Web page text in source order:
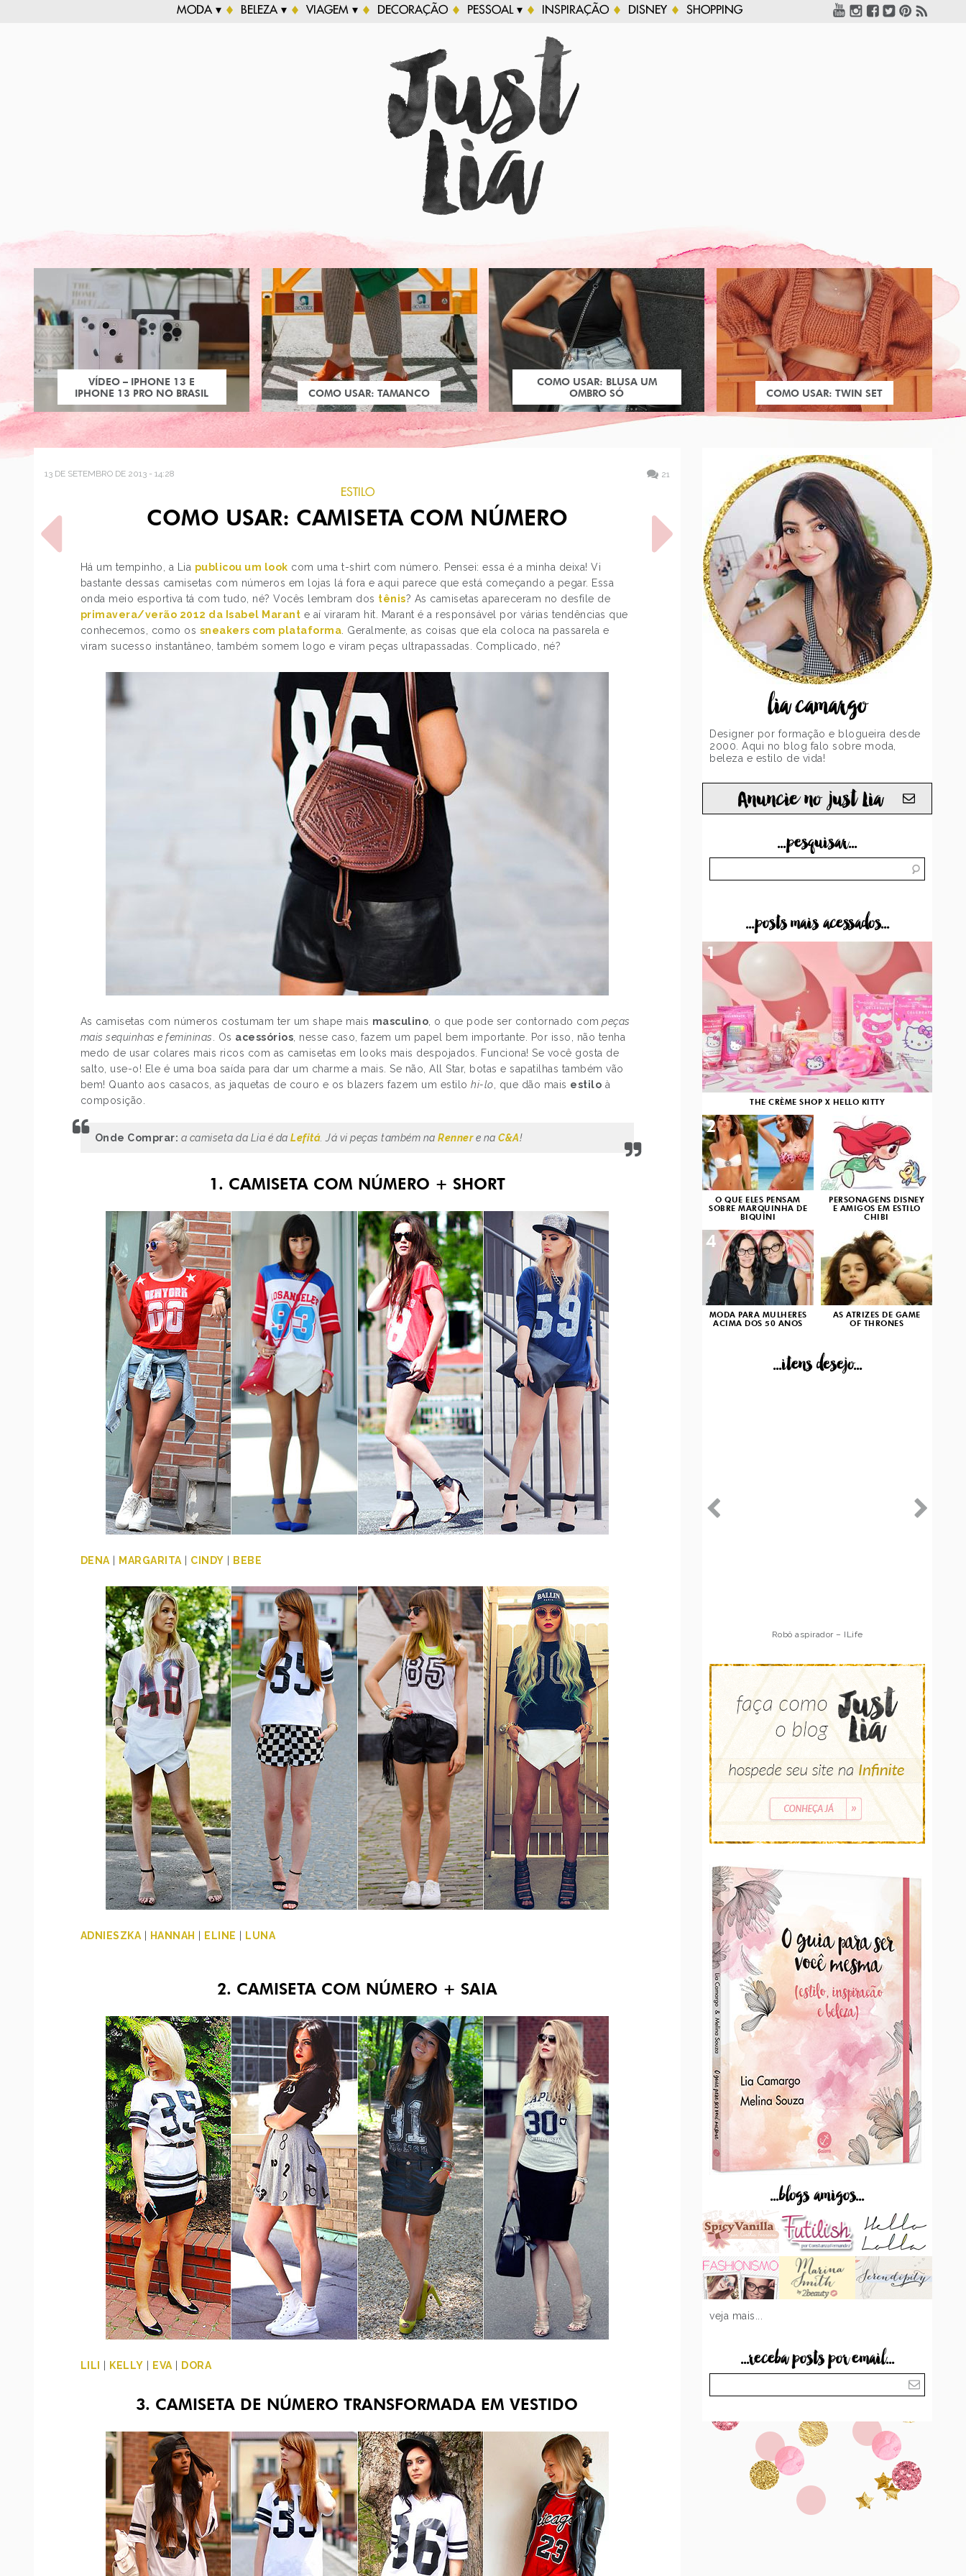
MODA ▾ BELEZA ▾ VIAGEM ▾ DECORAÇÃO PESSOAL ▾ INSPIRAÇÃO DISNEY SHOPPING
VÍDEO – IPHONE 13 E
IPHONE 13 PRO NO BRASIL
COMO USAR: TAMANCO
COMO USAR: BLUSA UM
OMBRO SÓ
COMO USAR: TWIN SET
13 DE SETEMBRO DE 2013 - 14:28 21
ESTILO
COMO USAR: CAMISETA COM NÚMERO
Há um tempinho, a Lia publicou um look com uma t-shirt com número. Pensei: essa é a minha deixa! Vi
bastante dessas camisetas com números em lojas lá fora e aqui parece que está começando a pegar. Essa
onda meio esportiva tá com tudo, né? Vocês lembram dos tênis? As camisetas apareceram no desfile de
primavera/verão 2012 da Isabel Marant e aí viraram hit. Marant é a responsável por várias tendências que
conhecemos, como os sneakers com plataforma . Geralmente, as coisas que ela coloca na passarela e
viram sucesso instantâneo, também somem logo e viram peças ultrapassadas. Complicado, né?
As camisetas com números costumam ter um shape mais masculino , o que pode ser contornado com peças
mais sequinhas e femininas
. Os acessórios , nesse caso, fazem um papel bem importante. Por isso, não tenha
medo de usar colares mais ricos com as camisetas em looks mais despojados. Funciona! Se você gosta de
salto, use-o! Ele é uma boa saída para dar um charme a mais. Se não, All Star, botas e sapatilhas também vão
bem! Quanto aos casacos, as jaquetas de couro e os blazers fazem um estilohi-lo , que dão mais estilo à
composição.
Onde Comprar: a camiseta da Lia é daLefitá . Já vi peças também naRennere naC&A!
1. CAMISETA COM NÚMERO + SHORT
DENA MARGARITA CINDY BEBE
ADNIESZKA HANNAH ELINE LUNA
2. CAMISETA COM NÚMERO + SAIA
LILI KELLY EVA DORA
3. CAMISETA DE NÚMERO TRANSFORMADA EM VESTIDO
POST ANTERIOR
ESTILO: VICTORIA JUSTICE
PRÓXIMO POST
TOP 5 - PRODUTOS
MAYBELLINE NY
lia camargo
Designer por formação e blogueira desde
2000. Aqui no blog falo sobre moda,
beleza e estilo de vida!
Anuncie no just Lia
...pesquisar...
...posts mais acessados...
THE CRÈME SHOP X HELLO KITTY
1
O QUE ELES PENSAM
SOBRE MARQUINHA DE
BIQUÍNI
2
PERSONAGENS DISNEY
E AMIGOS EM ESTILO
CHIBI
3
MODA PARA MULHERES
ACIMA DOS 50 ANOS
4
AS ATRIZES DE GAME
OF THRONES
...itens desejo...
Robô aspirador – Multilaser
...blogs amigos...
veja mais...
...receba posts por email...